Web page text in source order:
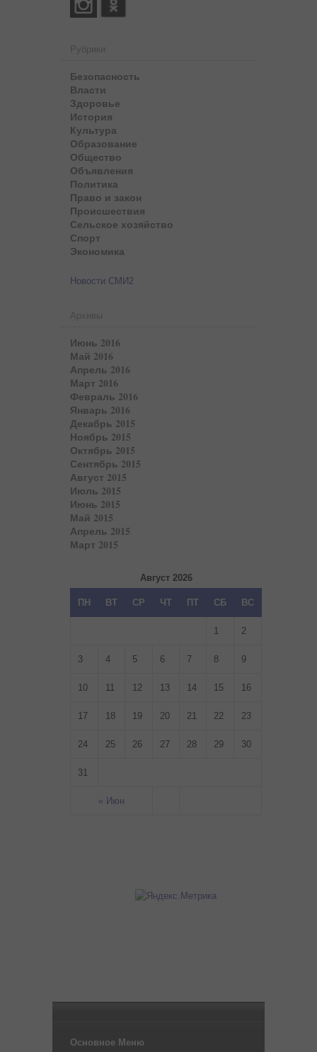
Рубрики
Безопасность
Власти
Здоровье
История
Культура
Образование
Общество
Объявления
Политика
Право и закон
Происшествия
Сельское хозяйство
Спорт
Экономика
Новости СМИ2
Архивы
Июнь 2016
Май 2016
Апрель 2016
Март 2016
Февраль 2016
Январь 2016
Декабрь 2015
Ноябрь 2015
Октябрь 2015
Сентябрь 2015
Август 2015
Июль 2015
Июнь 2015
Май 2015
Апрель 2015
Март 2015
Август 2026
ПН ВТ СР ЧТ ПТ СБ ВС
« Июн
1 2
3 4 5 6 7 8 9
10 11 12 13 14 15 16
17 18 19 20 21 22 23
24 25 26 27 28 29 30
31
Основное Меню